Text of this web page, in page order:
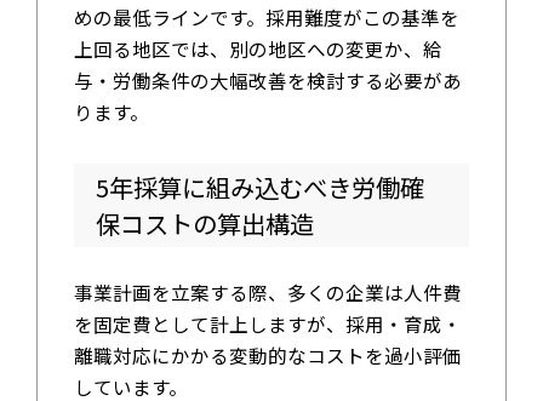
めの最低ラインです。採用難度がこの基準を
上回る地区では、別の地区への変更か、給
与・労働条件の大幅改善を検討する必要があ
ります。
5年採算に組み込むべき労働確
保コストの算出構造
事業計画を立案する際、多くの企業は人件費
を固定費として計上しますが、採用・育成・
離職対応にかかる変動的なコストを過小評価
しています。